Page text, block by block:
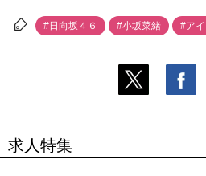
#日向坂４６ #小坂菜緒 #ア
求人特集